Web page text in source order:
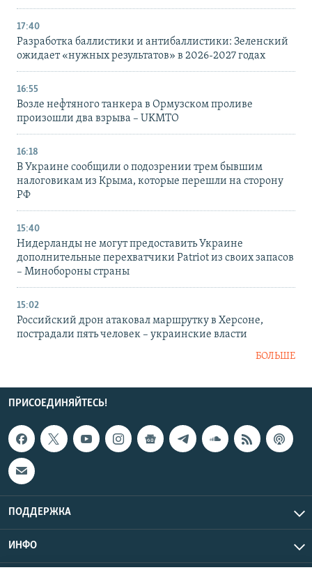
17:40
Разработка баллистики и антибаллистики: Зеленский
ожидает «нужных результатов» в 2026-2027 годах
16:55
Возле нефтяного танкера в Ормузском проливе
произошли два взрыва – UKMTO
16:18
В Украине сообщили о подозрении трем бывшим
налоговикам из Крыма, которые перешли на сторону
РФ
15:40
Нидерланды не могут предоставить Украине
дополнительные перехватчики Patriot из своих запасов
– Минобороны страны
15:02
Российский дрон атаковал маршрутку в Херсоне,
пострадали пять человек – украинские власти
БОЛЬШЕ
ПРИСОЕДИНЯЙТЕСЬ!
ПОДДЕРЖКА
ИНФО